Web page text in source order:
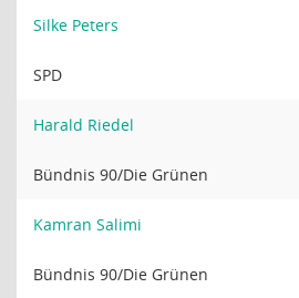
Silke Peters
SPD
Harald Riedel
Bündnis 90/Die Grünen
Kamran Salimi
Bündnis 90/Die Grünen